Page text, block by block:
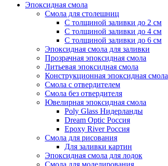
Эпоксидная смола
Смола для столешниц
С толщиной заливки до 2 см
С толщиной заливки до 4 см
С толщиной заливки до 6 см
Эпоксидная смола для заливки
Прозрачная эпоксидная смола
Литьевая эпоксидная смола
Конструкционная эпоксидная смола
Смола с отвердителем
Смола без отвердителя
Ювелирная эпоксидная смола
Poly Glass Нидерланды
Dream Optic Россия
Epoxy River Россия
Смола для рисования
Для заливки картин
Эпоксидная смола для лодок
Смола для моделирования